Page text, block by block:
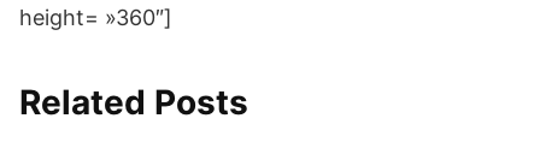
height= »360″]
Related Posts